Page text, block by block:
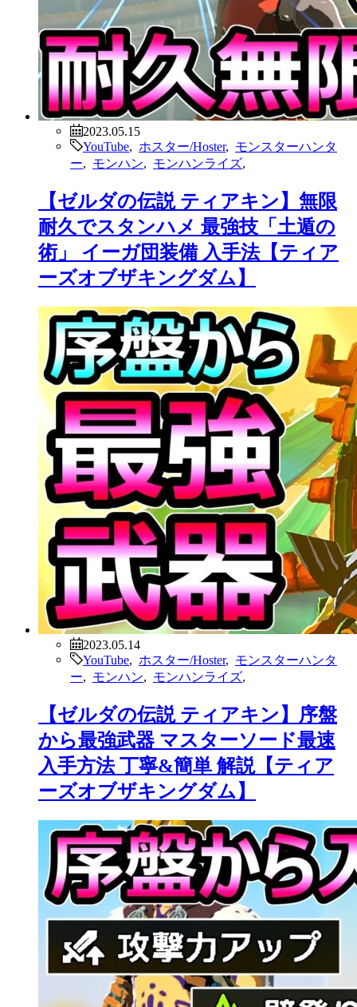
2023.05.15
YouTube
ホスター/Hoster, モンスターハンタ
ー
モンハン モンハンライズ
【ゼルダの伝説 ティアキン】無限
耐久でスタンハメ 最強技「土遁の
術」 イーガ団装備 入手法【ティア
ーズオブザキングダム】
2023.05.14
YouTube
ホスター/Hoster, モンスターハンタ
ー
モンハン モンハンライズ
【ゼルダの伝説 ティアキン】序盤
から最強武器 マスターソード最速
入手方法 丁寧&簡単 解説【ティア
ーズオブザキングダム】